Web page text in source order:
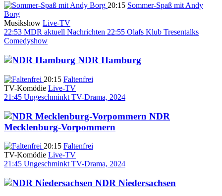
20:15 Sommer-Spaß mit Andy
Borg
Musikshow Live-TV
22:53 MDR aktuell Nachrichten 22:55 Olafs Klub Tresentalks
Comedyshow
NDR Hamburg
20:15 Faltenfrei
TV-Komödie Live-TV
21:45 Ungeschminkt TV-Drama, 2024
NDR
Mecklenburg-Vorpommern
20:15 Faltenfrei
TV-Komödie Live-TV
21:45 Ungeschminkt TV-Drama, 2024
NDR Niedersachsen